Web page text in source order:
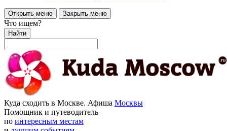
Открыть меню Закрыть меню
Что ищем?
Найти
Куда сходить в Москве. Афиша Москвы
Помощник и путеводитель
по интересным местам